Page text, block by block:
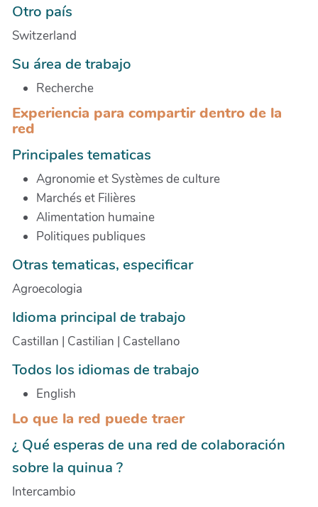
Otro país
Switzerland
Su área de trabajo
Recherche
Experiencia para compartir dentro de la
red
Principales tematicas
Agronomie et Systèmes de culture
Marchés et Filières
Alimentation humaine
Politiques publiques
Otras tematicas, especificar
Agroecologia
Idioma principal de trabajo
Castillan | Castilian | Castellano
Todos los idiomas de trabajo
English
Lo que la red puede traer
¿ Qué esperas de una red de colaboración
sobre la quinua ?
Intercambio